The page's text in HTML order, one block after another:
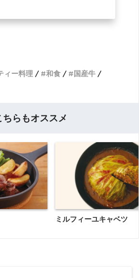
ィー料理 和食
国産牛
ちらもオススメ
ミルフィーユキャベツ